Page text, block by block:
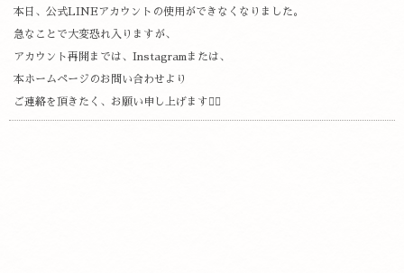
本日、公式LINEアカウントの使用ができなくなりました。
急なことで大変恐れ入りますが、
アカウント再開までは、Instagramまたは、
本ホームページのお問い合わせより
ご連絡を頂きたく、お願い申し上げます🙇‍♀️